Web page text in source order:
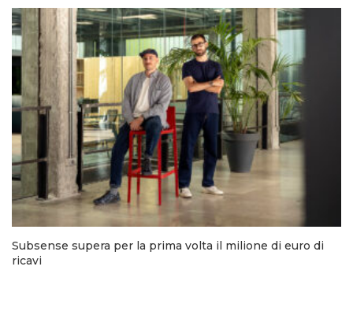
Subsense supera per la prima volta il milione di euro di
ricavi